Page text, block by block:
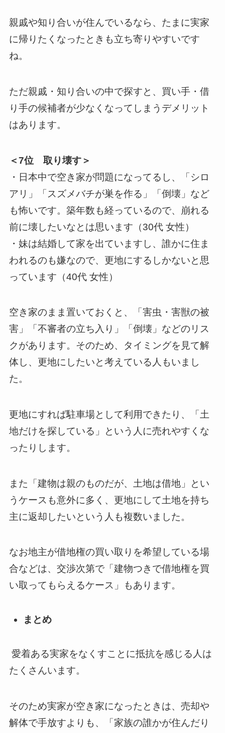
親戚や知り合いが住んでいるなら、たまに実家
に帰りたくなったときも立ち寄りやすいです
ね。
ただ親戚・知り合いの中で探すと、買い手・借
り手の候補者が少なくなってしまうデメリット
はあります。
＜7位 取り壊す＞
・日本中で空き家が問題になってるし、「シロ
アリ」「スズメバチが巣を作る」「倒壊」など
も怖いです。築年数も経っているので、崩れる
前に壊したいなとは思います（30代 女性）
・妹は結婚して家を出ていますし、誰かに住ま
われるのも嫌なので、更地にするしかないと思
っています（40代 女性）
空き家のまま置いておくと、「害虫・害獣の被
害」「不審者の立ち入り」「倒壊」などのリス
クがあります。そのため、タイミングを見て解
体し、更地にしたいと考えている人もいまし
た。
更地にすれば駐車場として利用できたり、「土
地だけを探している」という人に売れやすくな
ったりします。
また「建物は親のものだが、土地は借地」とい
うケースも意外に多く、更地にして土地を持ち
主に返却したいという人も複数いました。
なお地主が借地権の買い取りを希望している場
合などは、交渉次第で「建物つきで借地権を買
い取ってもらえるケース」もあります。
まとめ
愛着ある実家をなくすことに抵抗を感じる人は
たくさんいます。
そのため実家が空き家になったときは、売却や
解体で手放すよりも、「家族の誰かが住んだり